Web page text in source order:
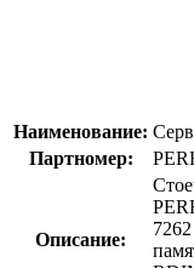
Наименование:
Партномер:
Описание: